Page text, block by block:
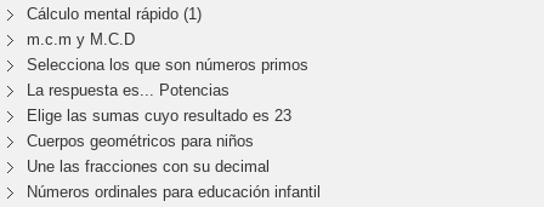
Cálculo mental rápido (1)
m.c.m y M.C.D
Selecciona los que son números primos
La respuesta es... Potencias
Elige las sumas cuyo resultado es 23
Cuerpos geométricos para niños
Une las fracciones con su decimal
Números ordinales para educación infantil